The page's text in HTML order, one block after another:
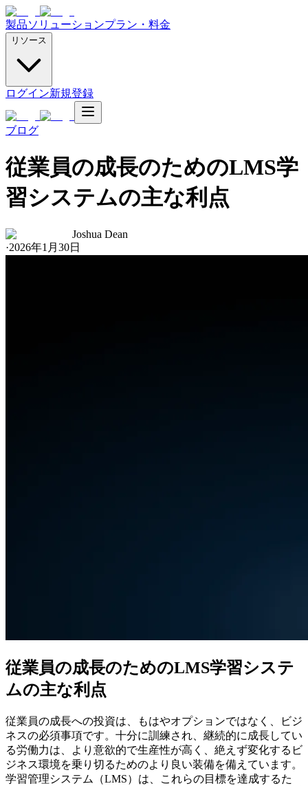
製品ソリューションプラン・料金
リソース
ログイン新規登録
ブログ
従業員の成長のためのLMS学
習システムの主な利点
Joshua Dean
·2026年1月30日
従業員の成長のためのLMS学習システ
ムの主な利点
従業員の成長への投資は、もはやオプションではなく、ビジ
ネスの必須事項です。十分に訓練され、継続的に成長してい
る労働力は、より意欲的で生産性が高く、絶えず変化するビ
ジネス環境を乗り切るためのより良い装備を備えています。
学習管理システム（LMS）は、これらの目標を達成するた